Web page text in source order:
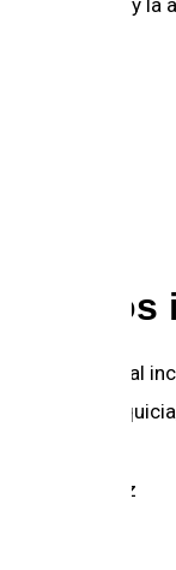
y la
mensual
sin franquicia,